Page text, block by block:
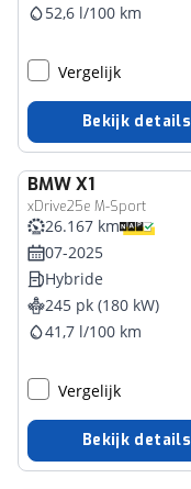
52,6 l/100 km
Vergelijk
Bekijk details
BMWX1
xDrive25e M-Sport
26.167 km
07-2025
Hybride
245 pk (180 kW)
41,7 l/100 km
Vergelijk
Bekijk details